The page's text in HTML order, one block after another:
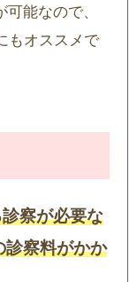
能なので、
もオススメで
察が必要な
診察料がかか